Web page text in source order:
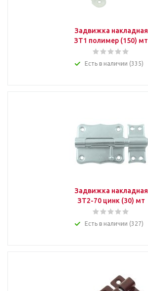
Задвижка накладная
ЗТ1 полимер (150) мт
Есть в наличии (335)
Задвижка накладная
ЗТ2-70 цинк (30) мт
Есть в наличии (327)